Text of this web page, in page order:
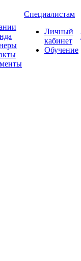
Специалистам
Личный
кабинет
Обучение